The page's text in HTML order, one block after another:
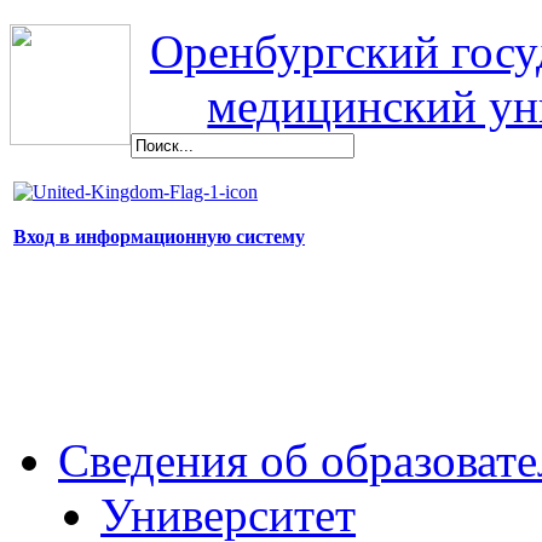
Оренбургский
медицинский
Вход в информационную систему
Сведения об
Университет